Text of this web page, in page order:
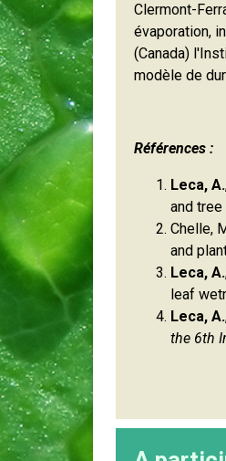
Clermont-
évaporation,
(Canada)
modèle de
Références :
Leca, A.
and
Chelle,
and
Leca, A.
leaf
Leca, A.
the 6th